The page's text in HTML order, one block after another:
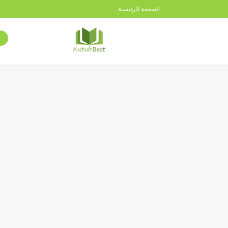
الصفحة الرئيسية